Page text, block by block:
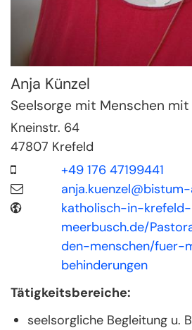
Anja Künzel
Seelsorge mit Menschen
Kneinstr. 64
47807 Krefeld
+49 176 47199441
katholisch-in-krefeld-
meerbusch.de/
den-menschen/fuer-
behinderungen
Tätigkeitsbereiche:
seelsorgliche Begleitung u.